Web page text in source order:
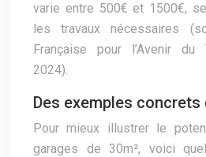
varie entre 500€ et 1500€,
les travaux nécessaires
Française pour l’Avenir du
2024).
Des exemples concrets
Pour mieux illustrer le
garages de 30m², voici